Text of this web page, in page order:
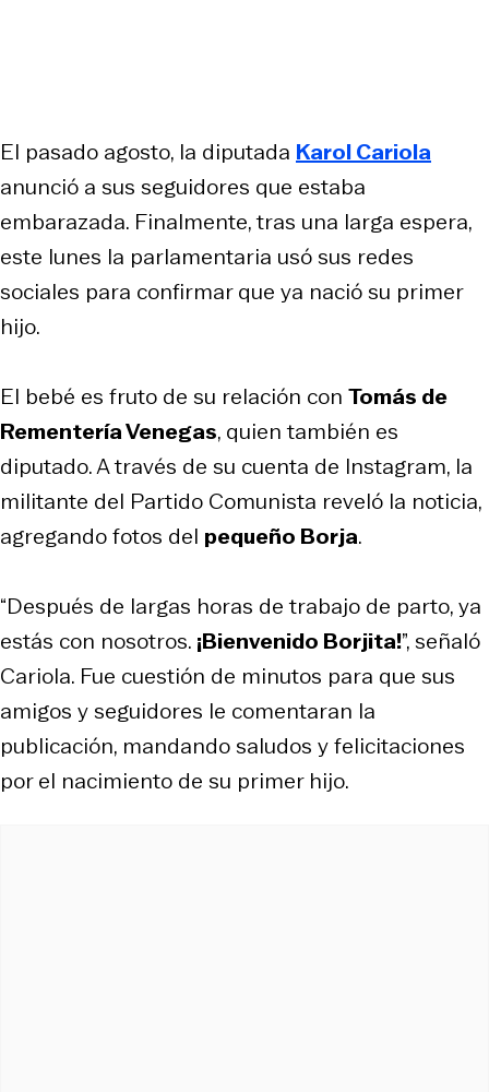
El pasado agosto, la diputada Karol Cariola
anunció a sus seguidores que estaba
embarazada. Finalmente, tras una larga espera,
este lunes la parlamentaria usó sus redes
sociales para confirmar que ya nació su primer
hijo.
El bebé es fruto de su relación con Tomás de
Rementería Venegas, quien también es
diputado. A través de su cuenta de Instagram, la
militante del Partido Comunista reveló la noticia,
agregando fotos del pequeño Borja.
“Después de largas horas de trabajo de parto, ya
estás con nosotros. ¡Bienvenido Borjita!”, señaló
Cariola. Fue cuestión de minutos para que sus
amigos y seguidores le comentaran la
publicación, mandando saludos y felicitaciones
por el nacimiento de su primer hijo.